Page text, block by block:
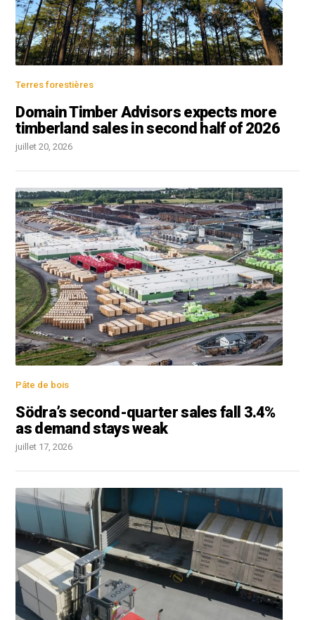
Terres forestières
Domain Timber Advisors expects more
timberland sales in second half of 2026
juillet 20, 2026
Pâte de bois
Södra’s second-quarter sales fall 3.4%
as demand stays weak
juillet 17, 2026